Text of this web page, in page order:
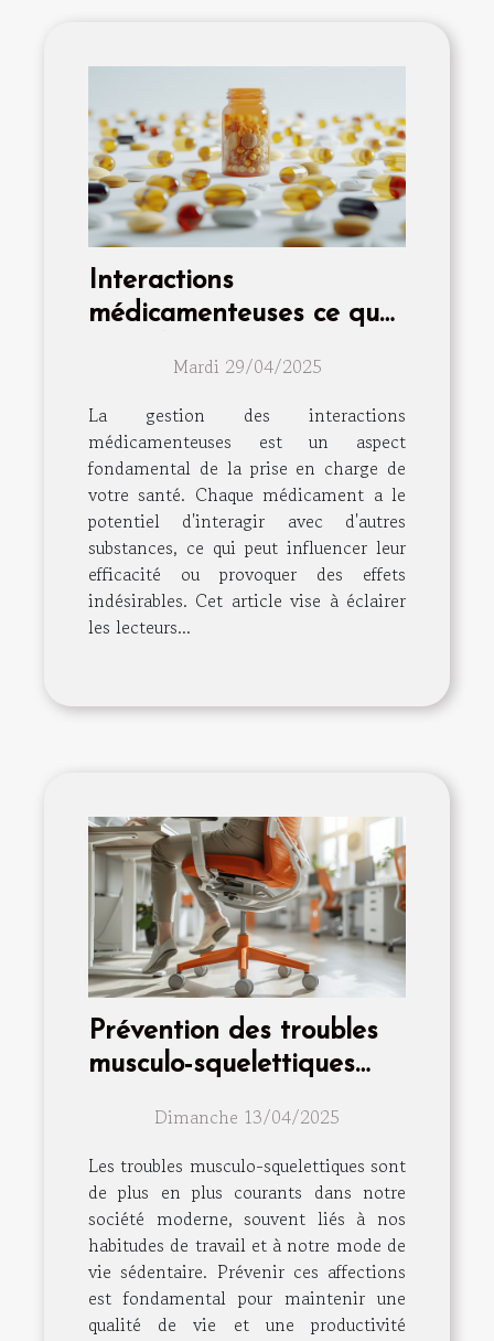
Interactions
médicamenteuses ce que
votre bien-être quotidien
Mardi 29/04/2025
La gestion des interactions
médicamenteuses est un aspect
fondamental de la prise en charge de
votre santé. Chaque médicament a le
potentiel d'interagir avec d'autres
substances, ce qui peut influencer leur
efficacité ou provoquer des effets
indésirables. Cet article vise à éclairer
les lecteurs...
Prévention des troubles
musculo-squelettiques
Dimanche 13/04/2025
Les troubles musculo-squelettiques sont
de plus en plus courants dans notre
société moderne, souvent liés à nos
habitudes de travail et à notre mode de
vie sédentaire. Prévenir ces affections
est fondamental pour maintenir une
qualité de vie et une productivité